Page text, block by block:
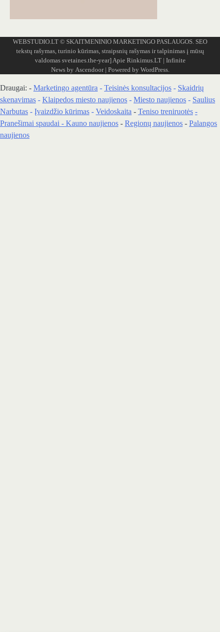
WEBSTUDIO.LT © SKAITMENINIO MARKETINGO PASLAUGOS. SEO
tekstų rašymas, turinio kūrimas, straipsnių rašymas ir talpinimas į mūsų
valdomas svetaines.the-year] Apie Rinkimus.LT| Infinite
News by Ascendoor| Powered by WordPress.
Draugai: - Marketingo agentūra - Teisinės konsultacijos - Skaidrių
skenavimas - Klaipedos miesto naujienos - Miesto naujienos - Saulius
Narbutas - Įvaizdžio kūrimas - Veidoskaita - Teniso treniruotės -
Pranešimai spaudai - Kauno naujienos - Regionų naujienos - Palangos
naujienos